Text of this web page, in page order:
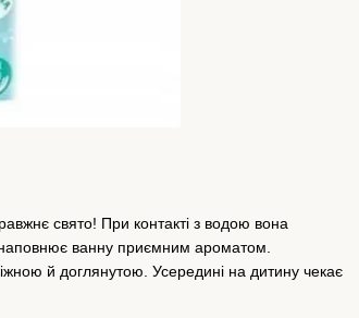
свято! При контакті з водою вона
наповнює ванну приємним ароматом.
й доглянутою. Усередині на дитину чекає